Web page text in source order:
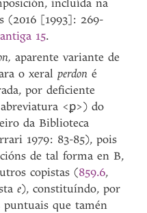
incluída na
(2016 [1993]: 269-
15.
aparente variante de
o xeralperdoné
por deficiente
<ꝑ>) do
da Biblioteca
1979: 83-85), pois
de tal forma en B,
copistas (859.6,
e), constituíndo, por
puntuais que tamén